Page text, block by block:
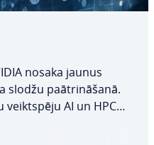
nosaka jaunus
slodžu pa­āt­ri­nā­ša­nā.
AI un HPC